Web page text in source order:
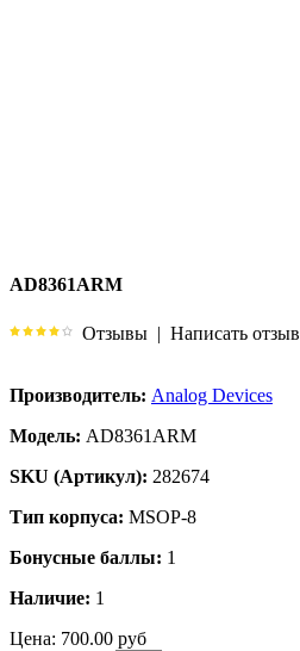
AD8361ARM
Отзывы | Написать отзыв
Производитель: Analog Devices
Модель: AD8361ARM
SKU (Артикул): 282674
Тип корпуса: MSOP-8
Бонусные баллы: 1
Наличие: 1
Цена: 700.00 руб